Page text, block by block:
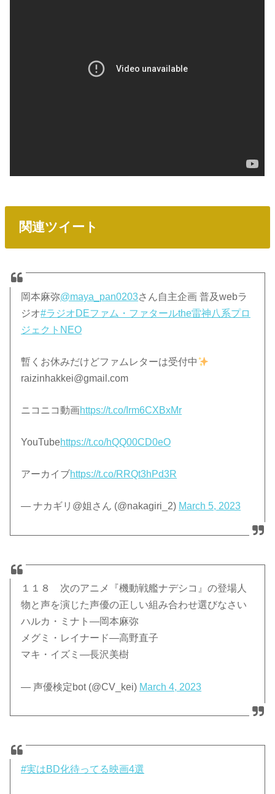
関連ツイート
岡本麻弥@maya_pan0203さん自主企画 普及webラ
ジオ#ラジオDEファム・ファタールthe雷神八系プロ
ジェクトNEO
暫くお休みだけどファムレターは受付中
raizinhakkei@gmail.com
ニコニコ動画https://t.co/Irm6CXBxMr
YouTubehttps://t.co/hQQ00CD0eO
アーカイブhttps://t.co/RRQt3hPd3R
— ナカギリ@姐さん (@nakagiri_2) March 5, 2023
１１８ 次のアニメ『機動戦艦ナデシコ』の登場人
物と声を演じた声優の正しい組み合わせ選びなさい
ハルカ・ミナト—岡本麻弥
メグミ・レイナード—高野直子
マキ・イズミ—長沢美樹
— 声優検定bot (@CV_kei) March 4, 2023
#実はBD化待ってる映画4選